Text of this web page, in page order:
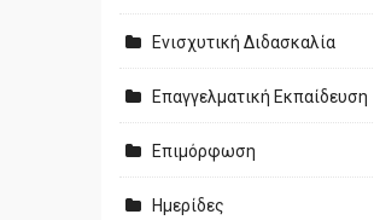
Ενισχυτική Διδασκαλία
Επαγγελματική Εκπαίδευση
Επιμόρφωση
Ημερίδες